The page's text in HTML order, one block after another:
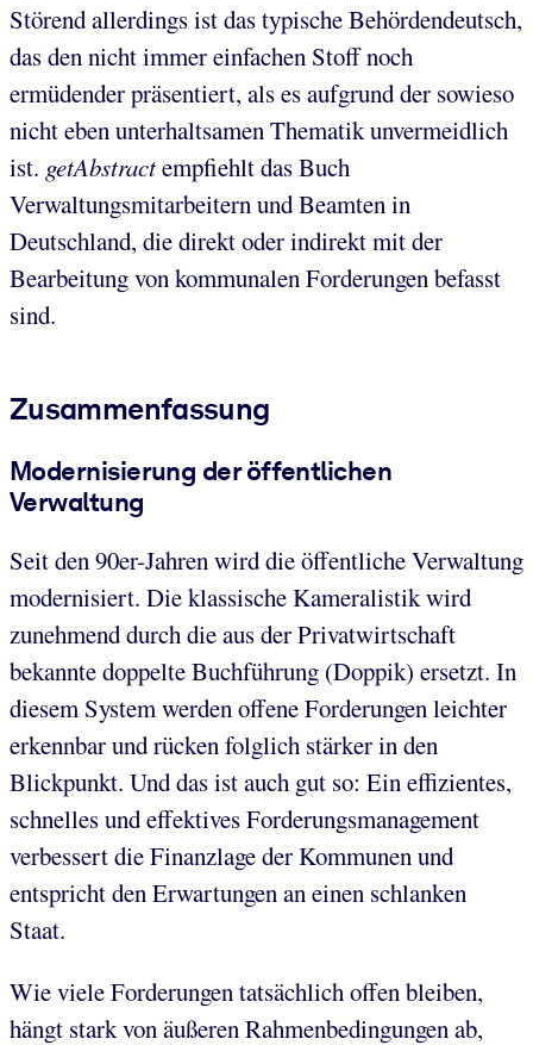
Störend allerdings ist das typische Behördendeutsch,
das den nicht immer einfachen Stoff noch
ermüdender präsentiert, als es aufgrund der sowieso
nicht eben unterhaltsamen Thematik unvermeidlich
ist. getAbstractempfiehlt das Buch
Verwaltungsmitarbeitern und Beamten in
Deutschland, die direkt oder indirekt mit der
Bearbeitung von kommunalen Forderungen befasst
sind.
Zusammenfassung
Modernisierung der öffentlichen
Verwaltung
Seit den 90er-Jahren wird die öffentliche Verwaltung
modernisiert. Die klassische Kameralistik wird
zunehmend durch die aus der Privatwirtschaft
bekannte doppelte Buchführung (Doppik) ersetzt. In
diesem System werden offene Forderungen leichter
erkennbar und rücken folglich stärker in den
Blickpunkt. Und das ist auch gut so: Ein effizientes,
schnelles und effektives Forderungsmanagement
verbessert die Finanzlage der Kommunen und
entspricht den Erwartungen an einen schlanken
Staat.
Wie viele Forderungen tatsächlich offen bleiben,
hängt stark von äußeren Rahmenbedingungen ab,